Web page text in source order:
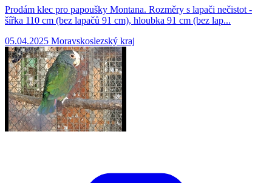
Prodám klec pro papoušky Montana. Rozměry s lapači nečistot -
šířka 110 cm (bez lapačů 91 cm), hloubka 91 cm (bez lap...
05.04.2025 Moravskoslezský kraj